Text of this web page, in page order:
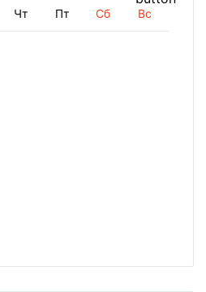
Чт Пт Сб Вс